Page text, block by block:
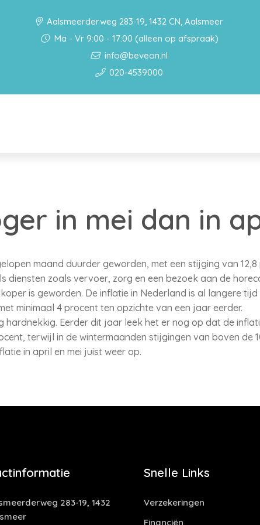
Aalsmeerderweg 283-19, 1432 CN, Aalsmeer
Ma - Vr 9:00 - 17:00 (alleen op afspraak)
info@beveon.nl
020-4539000
in mei dan in
maand duurder geworden, met een stijging van
diensten zoals vervoer, zorg en een bezoek aan de
is geworden. De inflatie in Nederland is al langere
minimaal 4 procent ten opzichte van een jaar eerder.
hardnekkig. Eerder dit jaar leek het er nog op dat de
terwijl in de wintermaanden stijgingen van boven de
in april en mei juist weer op.
283-19, 1432
Snelle Links
Verzekeringen
Financiën